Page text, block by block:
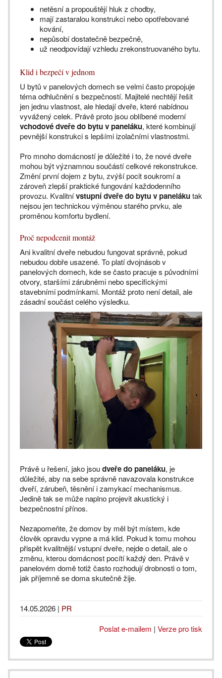
netěsní a propouštějí hluk z chodby,
mají zastaralou konstrukci nebo opotřebované
kování,
nepůsobí dostatečně bezpečně,
už neodpovídají vzhledu zrekonstruovaného bytu.
Klid i bezpečí v jednom
U bytů v panelových domech se velmi často propojuje
téma odhlučnění s bezpečností. Majitelé nechtějí řešit
jen jednu vlastnost, ale hledají dveře, které nabídnou
vyvážený celek. Právě proto jsou oblíbené moderní
vchodové dveře do bytu v paneláku, které kombinují
pevnější konstrukci s lepšími izolačními vlastnostmi.
Pro mnoho domácností je důležité i to, že nové dveře
mohou být významnou součástí celkové rekonstrukce.
Změní první dojem z bytu, zvýší pocit soukromí a
zároveň zlepší praktické fungování každodenního
provozu. Kvalitnívstupní dveře do bytu v panelákutak
nejsou jen technickou výměnou starého prvku, ale
proměnou komfortu bydlení.
Proč nepodcenit montáž
Ani kvalitní dveře nebudou fungovat správně, pokud
nebudou dobře usazené. To platí dvojnásob v
panelových domech, kde se často pracuje s původními
otvory, staršími zárubněmi nebo specifickými
stavebními podmínkami. Montáž proto není detail, ale
zásadní součást celého výsledku.
Právě u řešení, jako jsoudveře do paneláku, je
důležité, aby na sebe správně navazovala konstrukce
dveří, zárubeň, těsnění i zamykací mechanismus.
Jedině tak se může naplno projevit akustický i
bezpečnostní přínos.
Nezapomeňte, že domov by měl být místem, kde
člověk opravdu vypne a má klid. Pokud k tomu mohou
přispět kvalitnější vstupní dveře, nejde o detail, ale o
změnu, kterou domácnost pocítí každý den. Právě v
panelovém domě totiž často rozhodují drobnosti o tom,
jak příjemně se doma skutečně žije.
14.05.2026 | PR
Poslat e-mailem | Verze pro tisk